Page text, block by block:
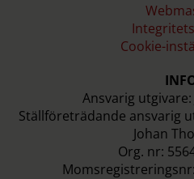
Cookie-
Ansvarig utgivare:
Ställföreträdande ansvarig
Johan
Org. nr:
Momsregistreringsnr: